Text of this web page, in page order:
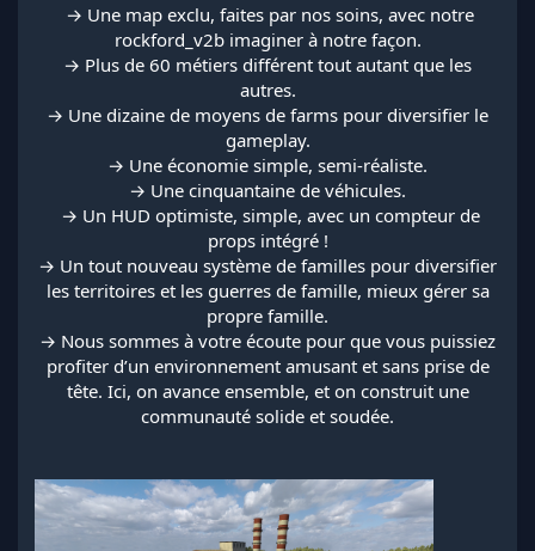
️ → Une map exclu, faites par nos soins, avec notre
rockford_v2b imaginer à notre façon.
️‍→ Plus de 60 métiers différent tout autant que les
autres.
→ Une dizaine de moyens de farms pour diversifier le
gameplay.
→ Une économie simple, semi-réaliste.
→ Une cinquantaine de véhicules.
️ → Un HUD optimiste, simple, avec un compteur de
props intégré !
→ Un tout nouveau système de familles pour diversifier
les territoires et les guerres de famille, mieux gérer sa
propre famille.
→ Nous sommes à votre écoute pour que vous puissiez
profiter d’un environnement amusant et sans prise de
tête. Ici, on avance ensemble, et on construit une
communauté solide et soudée.​